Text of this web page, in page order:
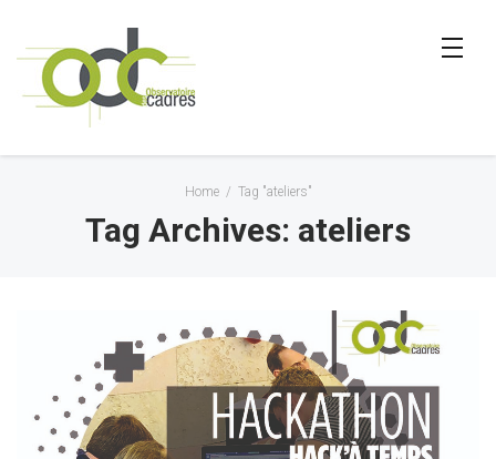
Home / Tag "ateliers"
Tag Archives: ateliers